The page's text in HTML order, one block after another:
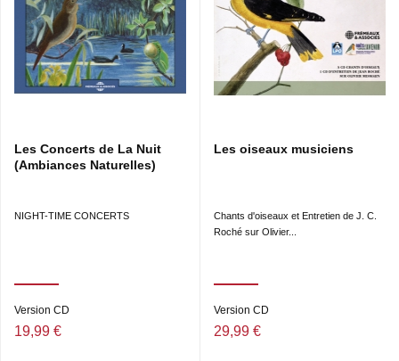
Les Concerts de La Nuit
(Ambiances Naturelles)
NIGHT-TIME CONCERTS
Version CD
19,99 €
Les oiseaux musiciens
Chants d'oiseaux et Entretien de J. C.
Roché sur Olivier...
Version CD
29,99 €